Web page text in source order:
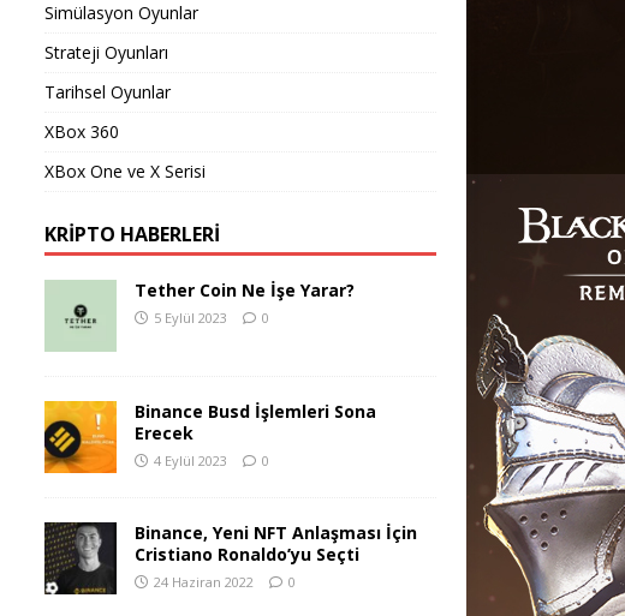
Simülasyon Oyunlar
Strateji Oyunları
Tarihsel Oyunlar
XBox 360
XBox One ve X Serisi
KRIPTO HABERLERI
Tether Coin Ne İşe Yarar?
5 Eylül 2023 0
Binance Busd İşlemleri Sona
Erecek
4 Eylül 2023 0
Binance, Yeni NFT Anlaşması İçin
Cristiano Ronaldo’yu Seçti
24 Haziran 2022 0